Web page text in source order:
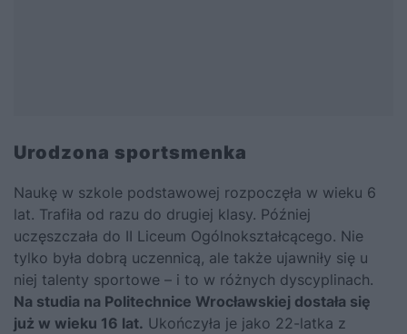
Urodzona sportsmenka
Naukę w szkole podstawowej rozpoczęła w wieku 6
lat. Trafiła od razu do drugiej klasy. Później
uczęszczała do II Liceum Ogólnokształcącego. Nie
tylko była dobrą uczennicą, ale także ujawniły się u
niej talenty sportowe – i to w różnych dyscyplinach.
Na studia na Politechnice Wrocławskiej dostała się
już w wieku 16 lat. Ukończyła je jako 22-latka z